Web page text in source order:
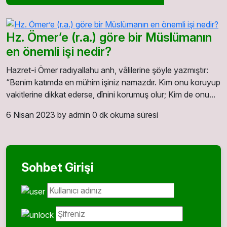
Hz. Ömer’e (r.a.) göre bir Müslümanın
en önemli işi nedir?
Hazret-i Ömer radıyallahu anh, vâlilerine şöyle yazmıştır:
“Benim katımda en mühim işiniz namazdır. Kim onu koruyup
vakitlerine dikkat ederse, dînini korumuş olur; Kim de onu...
6 Nisan 2023 by admin 0 dk okuma süresi
Sohbet Girişi